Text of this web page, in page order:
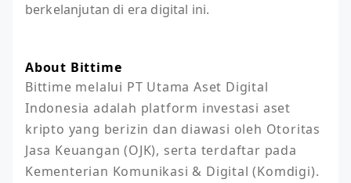
berkelanjutan di era digital ini.
About Bittime
Bittime melalui PT Utama Aset Digital
Indonesia adalah platform investasi aset
kripto yang berizin dan diawasi oleh Otoritas
Jasa Keuangan (OJK), serta terdaftar pada
Kementerian Komunikasi & Digital (Komdigi).